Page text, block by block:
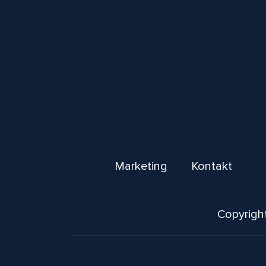
Marketing Kontakt